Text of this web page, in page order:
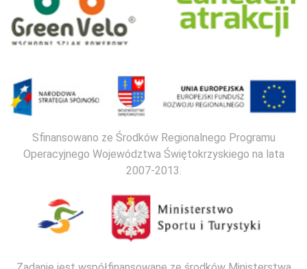
Sfinansowano ze Środków Regionalnego Programu
Operacyjnego Województwa Świętokrzyskiego na lata
2007-2013.